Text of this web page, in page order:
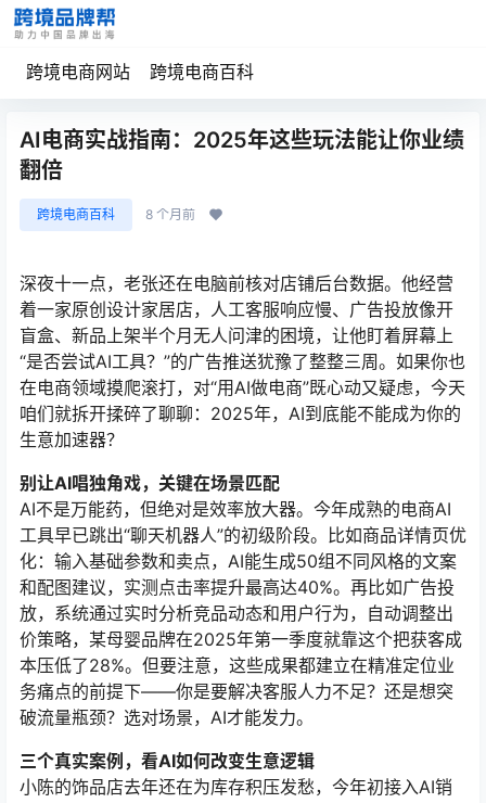
跨境电商网站 跨境电商百科
AI电商实战指南：2025年这些玩法能让你业绩
翻倍
跨境电商百科 8 个月前
深夜十一点，老张还在电脑前核对店铺后台数据。他经营
着一家原创设计家居店，人工客服响应慢、广告投放像开
盲盒、新品上架半个月无人问津的困境，让他盯着屏幕上
“是否尝试AI工具？”的广告推送犹豫了整整三周。如果你也
在电商领域摸爬滚打，对“用AI做电商”既心动又疑虑，今天
咱们就拆开揉碎了聊聊：2025年，AI到底能不能成为你的
生意加速器？
别让AI唱独角戏，关键在场景匹配
AI不是万能药，但绝对是效率放大器。今年成熟的电商AI
工具早已跳出“聊天机器人”的初级阶段。比如商品详情页优
化：输入基础参数和卖点，AI能生成50组不同风格的文案
和配图建议，实测点击率提升最高达40%。再比如广告投
放，系统通过实时分析竞品动态和用户行为，自动调整出
价策略，某母婴品牌在2025年第一季度就靠这个把获客成
本压低了28%。但要注意，这些成果都建立在精准定位业
务痛点的前提下——你是要解决客服人力不足？还是想突
破流量瓶颈？选对场景，AI才能发力。
三个真实案例，看AI如何改变生意逻辑
小陈的饰品店去年还在为库存积压发愁，今年初接入AI销